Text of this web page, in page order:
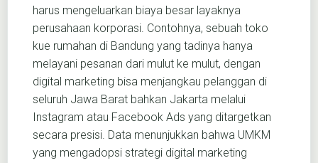
harus mengeluarkan biaya besar layaknya
perusahaan korporasi. Contohnya, sebuah toko
kue rumahan di Bandung yang tadinya hanya
melayani pesanan dari mulut ke mulut, dengan
digital marketing bisa menjangkau pelanggan di
seluruh Jawa Barat bahkan Jakarta melalui
Instagram atau Facebook Ads yang ditargetkan
secara presisi. Data menunjukkan bahwa UMKM
yang mengadopsi strategi digital marketing